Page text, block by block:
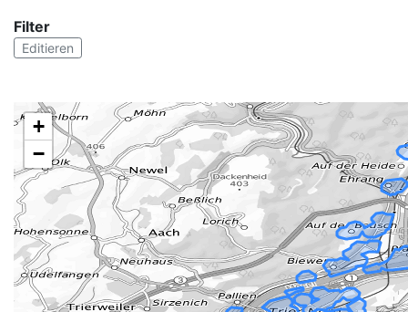
Filter
Editieren
+
−